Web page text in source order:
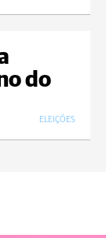
do
ELEIÇÕES